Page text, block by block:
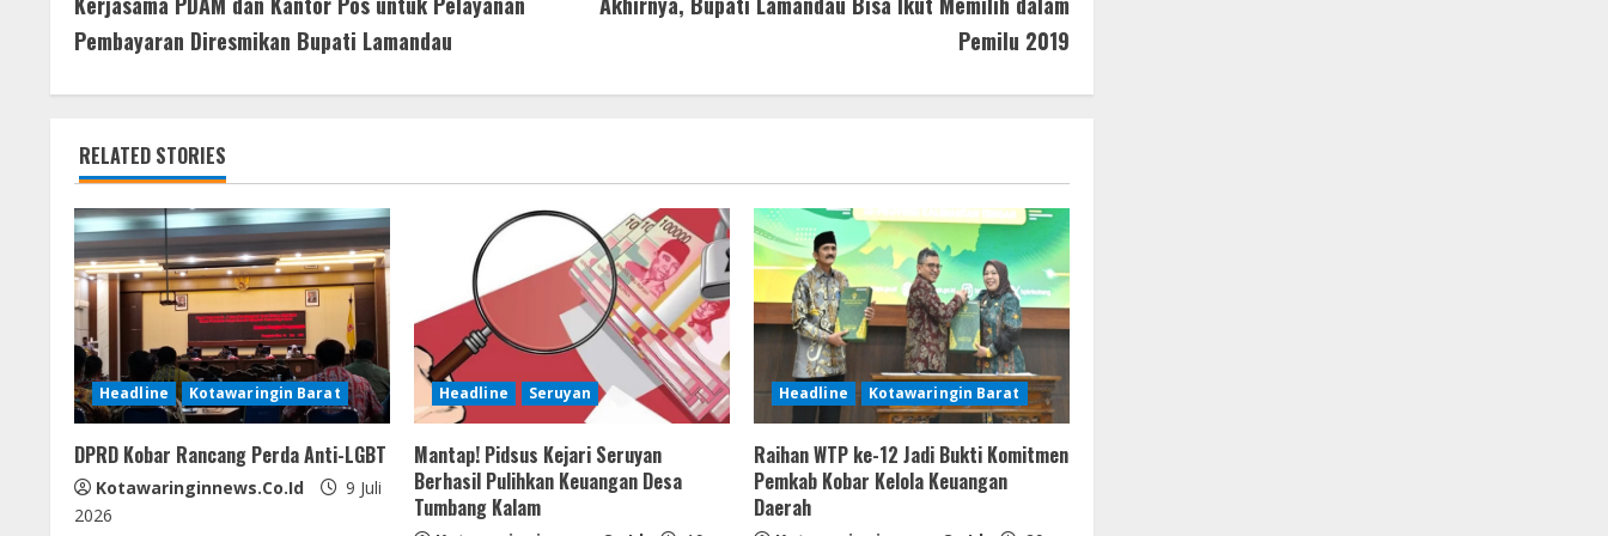
b
o
o
er s
A
p
e
n
g
e
o
i
n
u
e
R
e
a
Pembayaran Diresmikan Bupati Lamandau
Pemilu 2019
RELATED STORIES
Headline Kotawaringin Barat
DPRD Kobar Rancang Perda Anti-LGBT
Kotawaringinnews.co.id
9 Juli
2026
Headline Seruyan
Mantap! Pidsus Kejari Seruyan
Berhasil Pulihkan Keuangan Desa
Tumbang Kalam
Headline Kotawaringin Barat
Raihan WTP ke-12 Jadi Bukti Komitmen
Pemkab Kobar Kelola Keuangan
Daerah